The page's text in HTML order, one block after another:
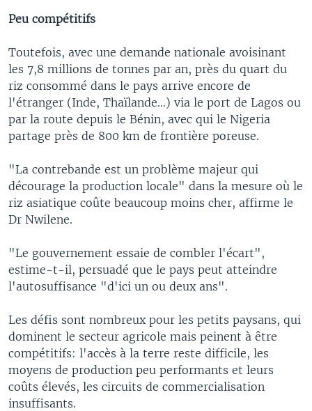
Peu compétitifs
Toutefois, avec une demande nationale avoisinant
les 7,8 millions de tonnes par an, près du quart du
riz consommé dans le pays arrive encore de
l'étranger (Inde, Thaïlande...) via le port de Lagos ou
par la route depuis le Bénin, avec qui le Nigeria
partage près de 800 km de frontière poreuse.
"La contrebande est un problème majeur qui
décourage la production locale" dans la mesure où le
riz asiatique coûte beaucoup moins cher, affirme le
Dr Nwilene.
"Le gouvernement essaie de combler l'écart",
estime-t-il, persuadé que le pays peut atteindre
l'autosuffisance "d'ici un ou deux ans".
Les défis sont nombreux pour les petits paysans, qui
dominent le secteur agricole mais peinent à être
compétitifs: l'accès à la terre reste difficile, les
moyens de production peu performants et leurs
coûts élevés, les circuits de commercialisation
insuffisants.